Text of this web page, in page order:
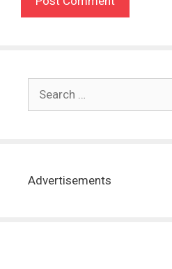
Advertisements